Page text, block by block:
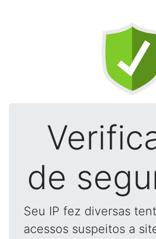
de
Seu IP fez diversas
acessos suspeitos a